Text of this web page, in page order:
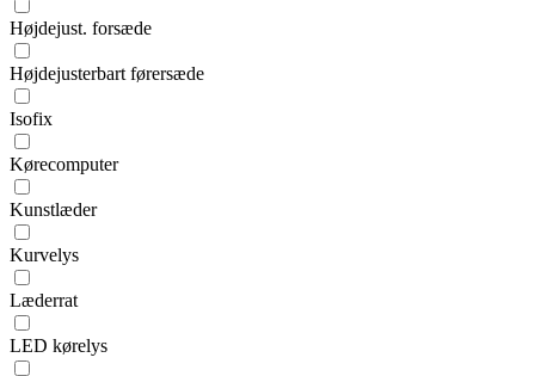
Højdejust. forsæde
Højdejusterbart førersæde
Isofix
Kørecomputer
Kunstlæder
Kurvelys
Læderrat
LED kørelys